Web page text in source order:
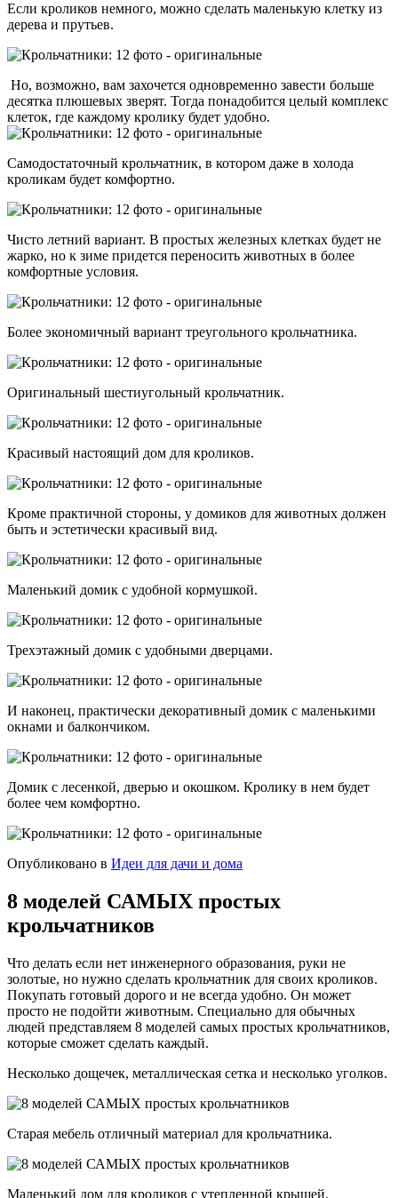
Если кроликов немного, можно сделать маленькую клетку из
дерева и прутьев.
Но, возможно, вам захочется одновременно завести больше
десятка плюшевых зверят. Тогда понадобится целый комплекс
клеток, где каждому кролику будет удобно.
Самодостаточный крольчатник, в котором даже в холода
кроликам будет комфортно.
Чисто летний вариант. В простых железных клетках будет не
жарко, но к зиме придется переносить животных в более
комфортные условия.
Более экономичный вариант треугольного крольчатника.
Оригинальный шестиугольный крольчатник.
Красивый настоящий дом для кроликов.
Кроме практичной стороны, у домиков для животных должен
быть и эстетически красивый вид.
Маленький домик с удобной кормушкой.
Трехэтажный домик с удобными дверцами.
И наконец, практически декоративный домик с маленькими
окнами и балкончиком.
Домик с лесенкой, дверью и окошком. Кролику в нем будет
более чем комфортно.
Опубликовано в Идеи для дачи и дома
8 моделей САМЫХ простых
крольчатников
Что делать если нет инженерного образования, руки не
золотые, но нужно сделать крольчатник для своих кроликов.
Покупать готовый дорого и не всегда удобно. Он может
просто не подойти животным. Специально для обычных
людей представляем 8 моделей самых простых крольчатников,
которые сможет сделать каждый.
Несколько дощечек, металлическая сетка и несколько уголков.
Старая мебель отличный материал для крольчатника.
Маленький дом для кроликов с утепленной крышей.